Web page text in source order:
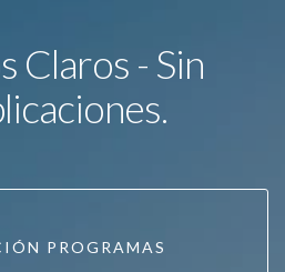
Claros - Sin
PROGRAMAS